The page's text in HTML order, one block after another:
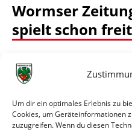
Um dir ein optimales Erlebnis zu
Cookies, um Geräteinformationen
zuzugreifen. Wenn du diesen
Wormser
spielt schon
bei. – Wegen des am
stattfindenden EM-